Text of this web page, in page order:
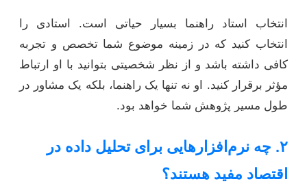
انتخاب استاد راهنما بسیار حیاتی است. استادی را
انتخاب کنید که در زمینه موضوع شما تخصص و تجربه
کافی داشته باشد و از نظر شخصیتی بتوانید با او ارتباط
مؤثر برقرار کنید. او نه تنها یک راهنما، بلکه یک مشاور در
طول مسیر پژوهش شما خواهد بود.
۲. چه نرم‌افزارهایی برای تحلیل داده در
اقتصاد مفید هستند؟